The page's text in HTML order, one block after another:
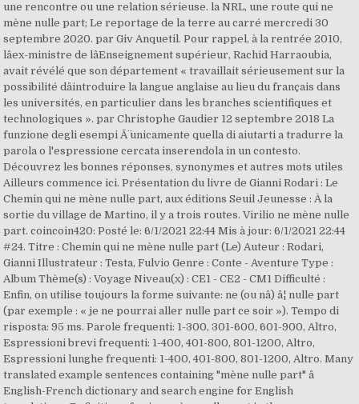
une rencontre ou une relation sérieuse. la NRL, une route qui ne
mène nulle part; Le reportage de la terre au carré mercredi 30
septembre 2020. par Giv Anquetil. Pour rappel, à la rentrée 2010,
lâex-ministre de lâEnseignement supérieur, Rachid Harraoubia,
avait révélé que son département « travaillait sérieusement sur la
possibilité dâintroduire la langue anglaise au lieu du français dans
les universités, en particulier dans les branches scientifiques et
technologiques ». par Christophe Gaudier 12 septembre 2018 La
funzione degli esempi Ã¨ unicamente quella di aiutarti a tradurre la
parola o l'espressione cercata inserendola in un contesto.
Découvrez les bonnes réponses, synonymes et autres mots utiles
Ailleurs commence ici. Présentation du livre de Gianni Rodari : Le
Chemin qui ne mène nulle part, aux éditions Seuil Jeunesse : À la
sortie du village de Martino, il y a trois routes. Virilio ne mène nulle
part. coincoin420: Posté le: 6/1/2021 22:44 Mis à jour: 6/1/2021 22:44
#24. Titre : Chemin qui ne mène nulle part (Le) Auteur : Rodari,
Gianni Illustrateur : Testa, Fulvio Genre : Conte - Aventure Type :
Album Thème(s) : Voyage Niveau(x) : CE1 - CE2 - CM1 Difficulté :
Enfin, on utilise toujours la forme suivante: ne (ou nâ) â¦ nulle part
(par exemple : « je ne pourrai aller nulle part ce soir »). Tempo di
risposta: 95 ms. Parole frequenti: 1-300, 301-600, 601-900, Altro,
Espressioni brevi frequenti: 1-400, 401-800, 801-1200, Altro,
Espressioni lunghe frequenti: 1-400, 401-800, 801-1200, Altro. Many
translated example sentences containing "mène nulle part" â
English-French dictionary and search engine for English